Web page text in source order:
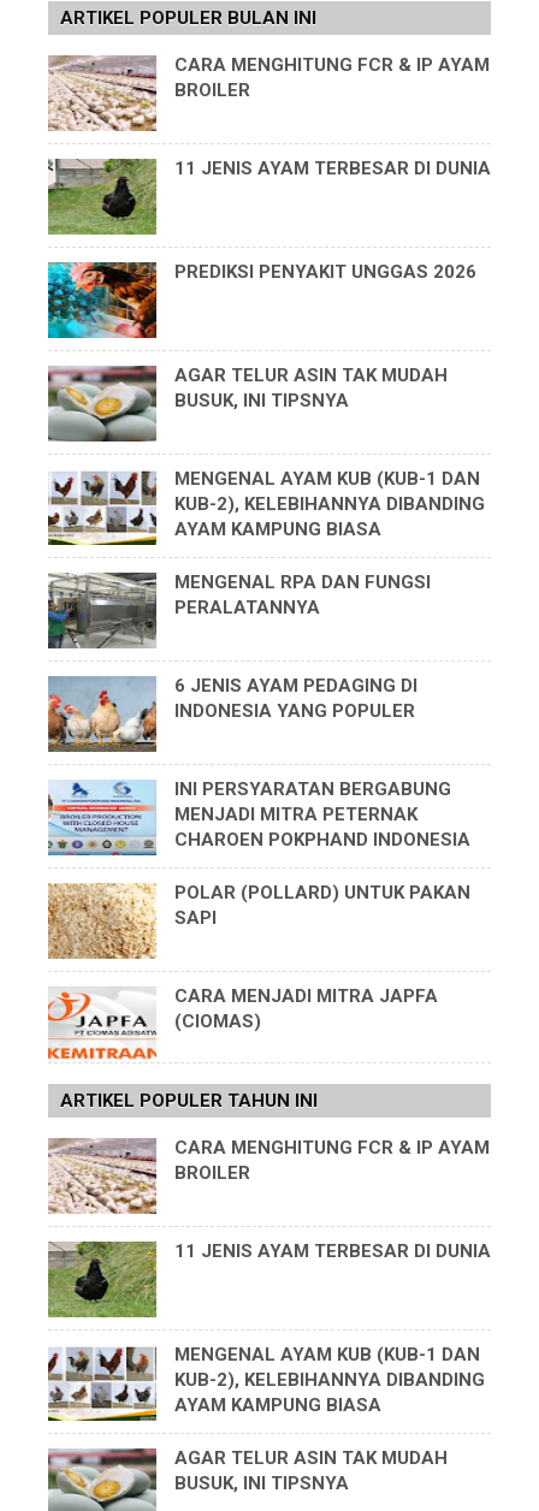
ARTIKEL POPULER BULAN INI
CARA MENGHITUNG FCR & IP AYAM
BROILER
11 JENIS AYAM TERBESAR DI DUNIA
PREDIKSI PENYAKIT UNGGAS 2026
AGAR TELUR ASIN TAK MUDAH
BUSUK, INI TIPSNYA
MENGENAL AYAM KUB (KUB-1 DAN
KUB-2), KELEBIHANNYA DIBANDING
AYAM KAMPUNG BIASA
MENGENAL RPA DAN FUNGSI
PERALATANNYA
6 JENIS AYAM PEDAGING DI
INDONESIA YANG POPULER
INI PERSYARATAN BERGABUNG
MENJADI MITRA PETERNAK
CHAROEN POKPHAND INDONESIA
POLAR (POLLARD) UNTUK PAKAN
SAPI
CARA MENJADI MITRA JAPFA
(CIOMAS)
ARTIKEL POPULER TAHUN INI
CARA MENGHITUNG FCR & IP AYAM
BROILER
11 JENIS AYAM TERBESAR DI DUNIA
MENGENAL AYAM KUB (KUB-1 DAN
KUB-2), KELEBIHANNYA DIBANDING
AYAM KAMPUNG BIASA
AGAR TELUR ASIN TAK MUDAH
BUSUK, INI TIPSNYA